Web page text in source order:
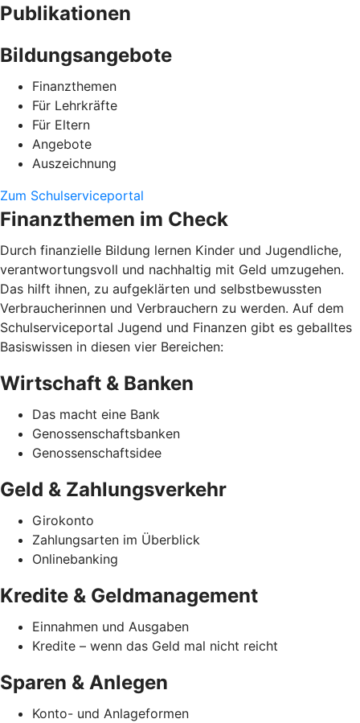
Publikationen
Bildungsangebote
Finanzthemen
Für Lehrkräfte
Für Eltern
Angebote
Auszeichnung
Zum Schulserviceportal
Finanzthemen im Check
Durch finanzielle Bildung lernen Kinder und Jugendliche,
verantwortungsvoll und nachhaltig mit Geld umzugehen.
Das hilft ihnen, zu aufgeklärten und selbstbewussten
Verbraucherinnen und Verbrauchern zu werden. Auf dem
Schulserviceportal Jugend und Finanzen gibt es geballtes
Basiswissen in diesen vier Bereichen:
Wirtschaft & Banken
Das macht eine Bank
Genossenschaftsbanken
Genossenschaftsidee
Geld & Zahlungsverkehr
Girokonto
Zahlungsarten im Überblick
Onlinebanking
Kredite & Geldmanagement
Einnahmen und Ausgaben
Kredite – wenn das Geld mal nicht reicht
Sparen & Anlegen
Konto- und Anlageformen